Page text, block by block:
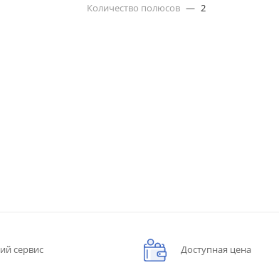
Количество полюсов — 2
сервис Доступная цена